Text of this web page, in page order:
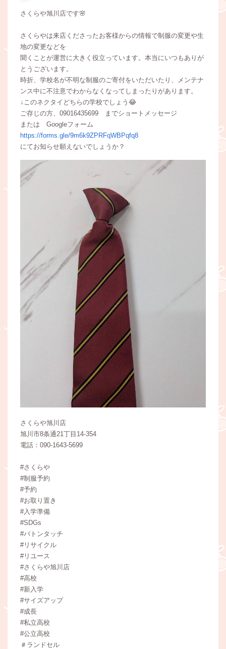
さくらや旭川店です🌸
さくらやは来店くださったお客様からの情報で制服の変更や生
地の変更などを
聞くことが運営に大きく役立っています。本当にいつもありが
とうございます。
時折、学校名が不明な制服のご寄付をいただいたり、メンテナ
ンス中に不注意でわからなくなってしまったりがあります。
↓このネクタイどちらの学校でしょう😂
ご存じの方、09016435699 までショートメッセージ
または Googleフォーム
https://forms.gle/9m6k9ZPRFqWBPqfq8
にてお知らせ願えないでしょうか？
さくらや旭川店
旭川市8条通21丁目14-354
電話：090-1643-5699
#さくらや
#制服予約
#予約
#お取り置き
#入学準備
#SDGs
#バトンタッチ
#リサイクル
#リユース
#さくらや旭川店
#高校
#新入学
#サイズアップ
#成長
#私立高校
#公立高校
＃ランドセル